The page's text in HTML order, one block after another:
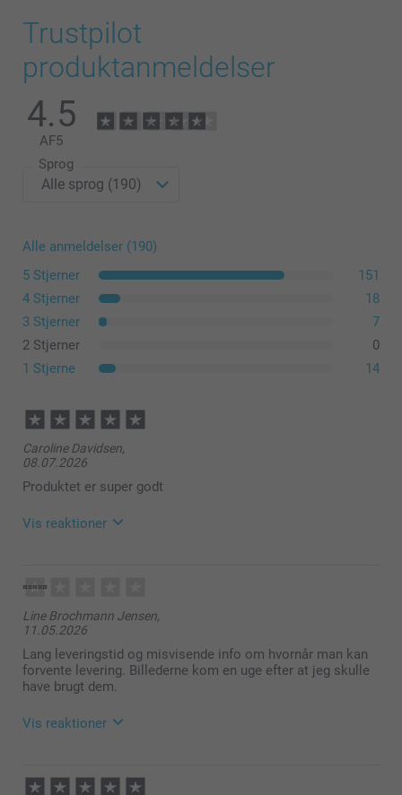
Trustpilot
produktanmeldelser
4.5
AF5
Sprog
Alle anmeldelser (190)
5 Stjerner
151
4 Stjerner
18
3 Stjerner
7
2 Stjerner
0
1 Stjerne
14
Caroline Davidsen,
08.07.2026
Produktet er super godt
Vis reaktioner
Tusind tak for den flotte anmeldelse! 🥰
Vi er rigtig glade for at høre, at du er tilfreds med
dine Retro billeder fra os.
Vi håber, du får meget glæde af dit køb!
Varme hilsner
Helene @smartphoto
Line Brochmann Jensen,
11.05.2026
Lang leveringstid og misvisende info om hvornår man kan
forvente levering. Billederne kom en uge efter at jeg skulle
have brugt dem.
Vis reaktioner
09:24